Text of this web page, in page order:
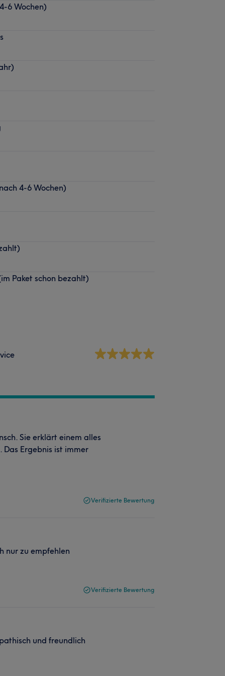
6 Wochen)
4-6 Wochen)
Paket schon bezahlt)
Sie erklärt einem alles
Ergebnis ist immer
Verifizierte Bewertung
nur zu empfehlen
Verifizierte Bewertung
und freundlich